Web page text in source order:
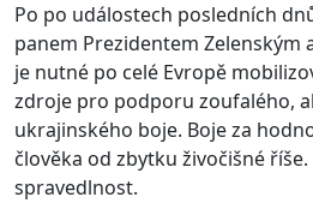
Po po událostech posledních
panem Prezidentem Zelenským
je nutné po celé Evropě
zdroje pro podporu zoufalého,
ukrajinského boje. Boje za
člověka od zbytku živočišné říše.
spravedlnost.